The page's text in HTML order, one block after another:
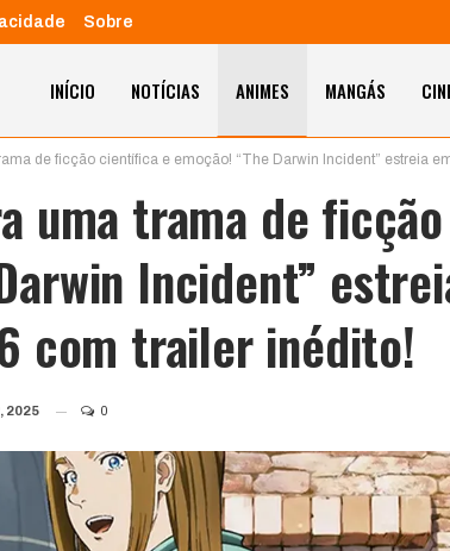
Sobre
INÍCIO NOTÍCIAS ANIMES MANGÁS
de ficção científica e emoção! “The Darwin Incident” estreia
uma trama de
Incident”
com trailer inédito!
2025 0